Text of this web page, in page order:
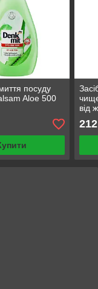
посуду
Aloe 500
від
мл